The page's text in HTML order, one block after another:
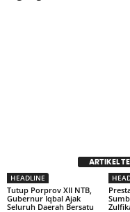
ARTIKEL
HEADLINE
Tutup Porprov XII NTB,
Gubernur Iqbal Ajak
Seluruh Daerah Bersatu